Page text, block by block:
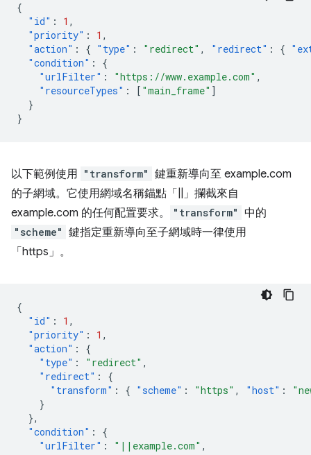
{
"id" : 1 ,
"priority" : 1 ,
"action" : { "type" : "redirect" , "redirect" : {
"condition" :
{
"urlFilter" : "https://www.example.com" ,
"resourceTypes" : [ "main_frame" ]
}
}
以下範例使用 "transform" 鍵重新導向至 example.com
的子網域。它使用網域名稱錨點「||」攔截來自
example.com 的任何配置要求。
"transform" 中的
"scheme" 鍵指定重新導向至子網域時一律使用
「https」。
{
"id" : 1 ,
"priority" : 1 ,
"action" :
{
"type" : "redirect" ,
"redirect" :
{
"transform" : { "scheme" : "https" , "host" :
}
},
"condition" :
{
"urlFilter" : "||example.com" ,